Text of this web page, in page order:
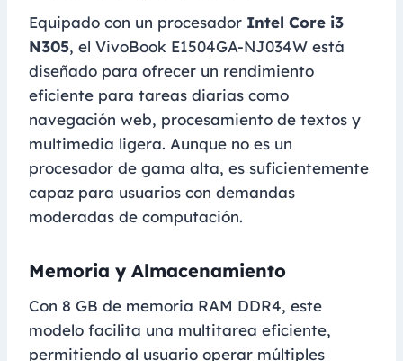
Equipado con un procesador Intel Core i3
N305, el VivoBook E1504GA-NJ034W está
diseñado para ofrecer un rendimiento
eficiente para tareas diarias como
navegación web, procesamiento de textos y
multimedia ligera. Aunque no es un
procesador de gama alta, es suficientemente
capaz para usuarios con demandas
moderadas de computación.
Memoria y Almacenamiento
Con 8 GB de memoria RAM DDR4, este
modelo facilita una multitarea eficiente,
permitiendo al usuario operar múltiples